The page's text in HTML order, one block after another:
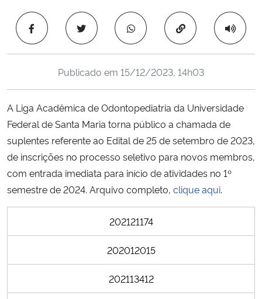
Ministério da Cidadania
Ministério da Saúde
Ministério de Minas e Energia
Ministério da Ciência, Tecnologia, Inovações e Comunicações
Ministério do Meio Ambiente
Ministério do Turismo
Ministério da Mulher, da Família e dos Direitos Humanos
Secretaria-Geral
Copiar para área
Publicado em 15/12/2023, 14h03
A Liga Acadêmica de Odontopediatria da Universidade
Federal de Santa Maria torna público a chamada de
suplentes referente ao Edital de 25 de setembro de 2023,
de inscrições no processo seletivo para novos membros,
com entrada imediata para início de atividades no 1º
semestre de 2024. Arquivo completo, clique aqui.
202121174
202012015
202113412